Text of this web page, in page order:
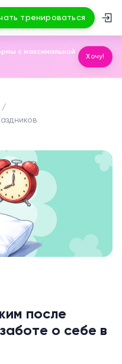
тренироваться
с максимальной
Хочу!
после
о себе в